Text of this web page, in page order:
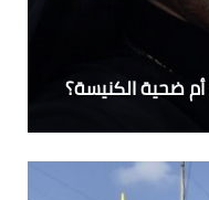
ضحية الكنيسة؟